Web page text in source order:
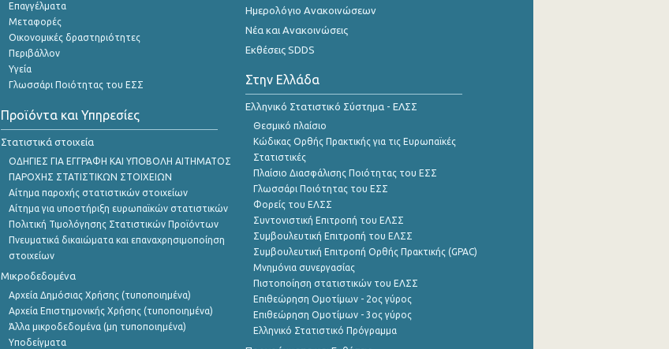
Επαγγέλματα
Μεταφορές
Οικονομικές δραστηριότητες
Περιβάλλον
Υγεία
Γλωσσάρι Ποιότητας του ΕΣΣ
Προϊόντα και Υπηρεσίες
Στατιστικά στοιχεία
ΟΔΗΓΙΕΣ ΓΙΑ ΕΓΓΡΑΦΗ ΚΑΙ ΥΠΟΒΟΛΗ ΑΙΤΗΜΑΤΟΣ
ΠΑΡΟΧΗΣ ΣΤΑΤΙΣΤΙΚΩΝ ΣΤΟΙΧΕΙΩΝ
Αίτημα παροχής στατιστικών στοιχείων
Αίτημα για υποστήριξη ευρωπαϊκών στατιστικών
Πολιτική Τιμολόγησης Στατιστικών Προϊόντων
Πνευματικά δικαιώματα και επαναχρησιμοποίηση
στοιχείων
Μικροδεδομένα
Αρχεία Δημόσιας Χρήσης (τυποποιημένα)
Αρχεία Επιστημονικής Χρήσης (τυποποιημένα)
Άλλα μικροδεδομένα (μη τυποποιημένα)
Υποδείγματα
Ημερολόγιο Ανακοινώσεων
Νέα και Ανακοινώσεις
Εκθέσεις SDDS
Στην Ελλάδα
Ελληνικό Στατιστικό Σύστημα - ΕΛΣΣ
Θεσμικό πλαίσιο
Κώδικας Ορθής Πρακτικής για τις Ευρωπαϊκές
Στατιστικές
Πλαίσιο Διασφάλισης Ποιότητας του ΕΣΣ
Γλωσσάρι Ποιότητας του ΕΣΣ
Φορείς του ΕΛΣΣ
Συντονιστική Επιτροπή του ΕΛΣΣ
Συμβουλευτική Επιτροπή του ΕΛΣΣ
Συμβουλευτική Επιτροπή Ορθής Πρακτικής (GPAC)
Μνημόνια συνεργασίας
Πιστοποίηση στατιστικών του ΕΛΣΣ
Επιθεώρηση Ομοτίμων - 2ος γύρος
Επιθεώρηση Ομοτίμων - 3ος γύρος
Ελληνικό Στατιστικό Πρόγραμμα